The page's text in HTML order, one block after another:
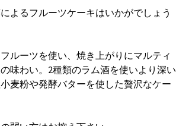
よるフルーツケーキはいかがでしょう
ルーツを使い、焼き上がりにマルティ
味わい。2種類のラム酒を使いより深い
麦粉や発酵バターを使した贅沢なケー